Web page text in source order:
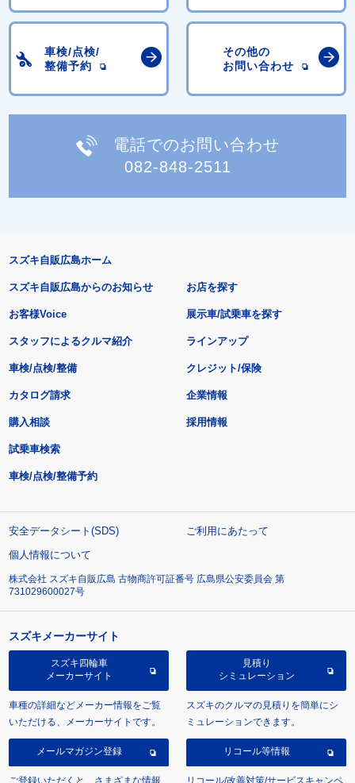
車検/点検/
整備予約
その他の
お問い合わせ
電話でのお問い合わせ
082-848-2511
スズキ自販広島ホーム
スズキ自販広島からのお知らせ
お客様Voice
スタッフによるクルマ紹介
お店を探す
展示車/試乗車を探す
ラインアップ
車検/点検/整備 クレジット/保険
カタログ請求
購入相談
試乗車検索
車検/点検/整備予約
企業情報
採用情報
安全データシート(SDS)
ご利用にあたって
個人情報について
株式会社 スズキ自販広島 古物商許可証番号 広島県公安委員会 第
731029600027号
スズキメーカーサイト
スズキ四輪車
メーカーサイト
車種の詳細などメーカー情報をご覧
いただける、メーカーサイトです。
見積り
シミュレーション
スズキのクルマの見積りを簡単にシ
ミュレーションできます。
メールマガジン登録 リコール等情報